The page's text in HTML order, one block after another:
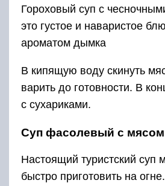
Гороховый суп с
это густое и наваристое
ароматом дымка
В кипящую воду скинуть
варить до готовности. В
с сухариками.
Суп фасолевый с мясом
Настоящий туристский суп
быстро приготовить на огне.